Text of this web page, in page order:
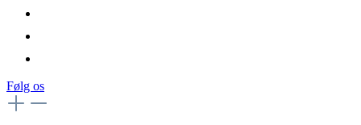
Følg os